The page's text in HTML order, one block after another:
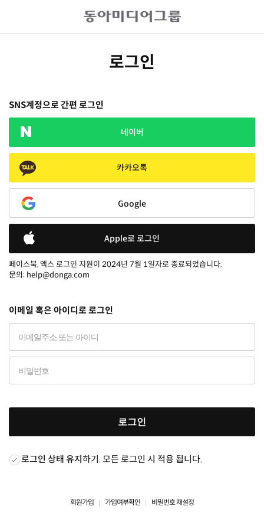
로그인
SNS계정으로 간편 로그인
네이버
카카오톡
Google
Apple로 로그인
페이스북, 엑스 로그인 지원이 2024년 7월 1일자로 종료되었습니다.
문의: help@donga.com
이메일 혹은 아이디로 로그인
로그인
로그인 상태 유지하기. 모든 로그인 시 적용 됩니다.
회원가입 가입여부확인 비밀번호 재설정